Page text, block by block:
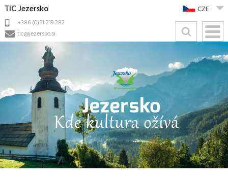
TIC Jezersko
+386 (0)51 219 282
tic@jezersko.si
CZE